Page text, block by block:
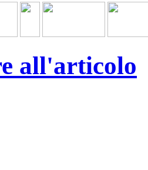
all'articolo